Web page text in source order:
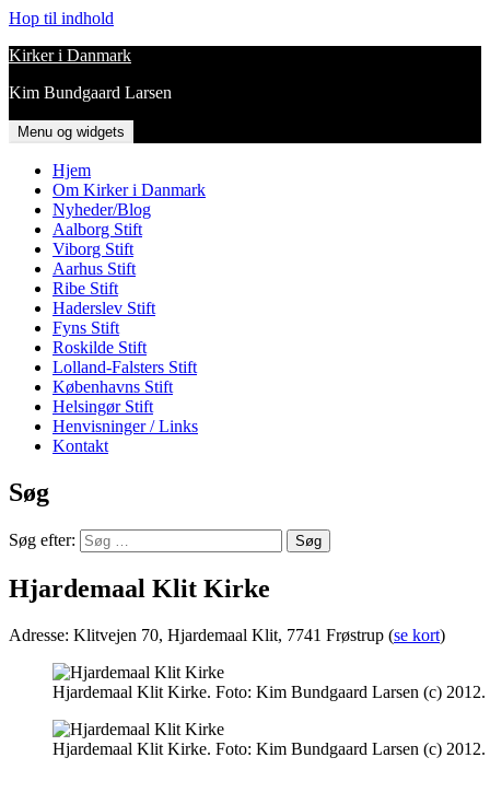
Hop til indhold
Kirker i Danmark
Kim Bundgaard Larsen
Menu og widgets
Hjem
Om Kirker i Danmark
Nyheder/Blog
Aalborg Stift
Viborg Stift
Aarhus Stift
Ribe Stift
Haderslev Stift
Fyns Stift
Roskilde Stift
Lolland-Falsters Stift
Københavns Stift
Helsingør Stift
Henvisninger / Links
Kontakt
Søg
Søg efter:
Hjardemaal Klit Kirke
Adresse: Klitvejen 70, Hjardemaal Klit, 7741 Frøstrup (se kort)
Hjardemaal Klit Kirke. Foto: Kim Bundgaard Larsen (c) 2012.
Hjardemaal Klit Kirke. Foto: Kim Bundgaard Larsen (c) 2012.